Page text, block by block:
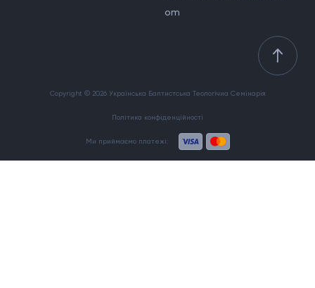
om
Copyright © 2026 Українська Баптистська Теологічна Семінарія
Політика конфіденційності
Ми приймаємо платежі: